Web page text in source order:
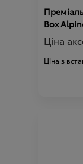
Box
Ціна
Ціна з